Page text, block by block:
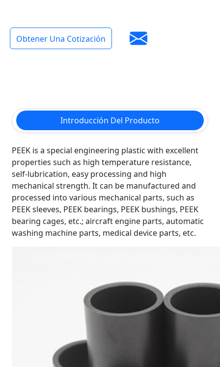
Obtener Una Cotización
Introducción Del Producto
PEEK is a special engineering plastic with excellent
properties such as high temperature resistance,
self-lubrication, easy processing and high
mechanical strength. It can be manufactured and
processed into various mechanical parts, such as
PEEK sleeves, PEEK bearings, PEEK bushings, PEEK
bearing cages, etc.; aircraft engine parts, automatic
washing machine parts, medical device parts, etc.